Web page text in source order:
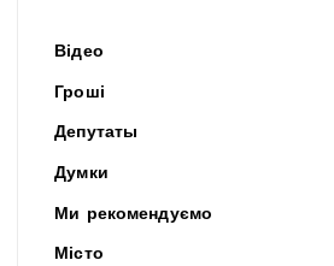
Відео
Гроші
Депутаты
Думки
Ми рекомендуємо
Місто